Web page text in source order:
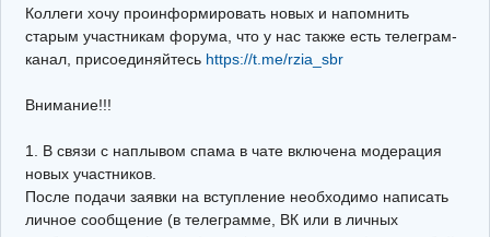
Архив
Почта
Поиск релейщика
Видео РЗиА
Фотохостинг
Коллеги хочу проинформировать новых и напомнить
старым участникам форума, что у нас также есть телеграм-
канал, присоединяйтесь https://t.me/rzia_sbr
Внимание!!!
1. В связи с наплывом спама в чате включена модерация
новых участников.
После подачи заявки на вступление необходимо написать
личное сообщение (в телеграмме, ВК или в личных